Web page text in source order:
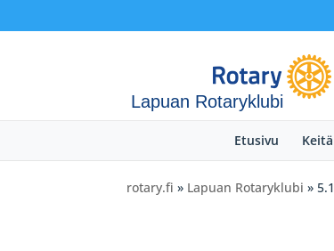
Lapuan Rotaryklubi
Etusivu
rotary.fi » Lapuan Rotaryklubi »